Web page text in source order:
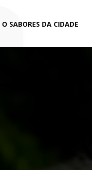
SABORES DA CIDADE